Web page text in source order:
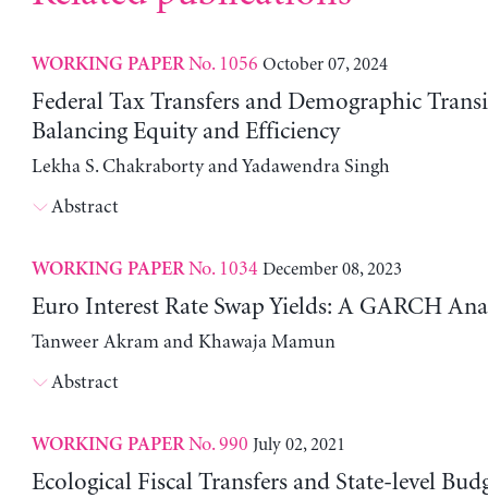
WORKING PAPERNo. 1056 October 07, 2024
Federal Tax Transfers and Demographic
Balancing Equity and Efficiency
Lekha S. Chakraborty and Yadawendra Singh
Abstract
WORKING PAPERNo. 1034 December 08, 2023
Euro Interest Rate Swap Yields: A GARCH
Tanweer Akram and Khawaja Mamun
Abstract
WORKING PAPERNo. 990 July 02, 2021
Ecological Fiscal Transfers and State-level